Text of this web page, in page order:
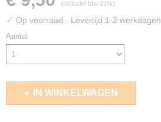
(inclusief btw 21%)
✓ Op voorraad - Levertijd 1-2 werkdagen
Aantal
IN WINKELWAGEN